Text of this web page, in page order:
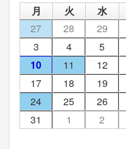
月 火 水
27
28 29
3
4 5
10
11 12
17
18 19
24
25 26
31
1 2